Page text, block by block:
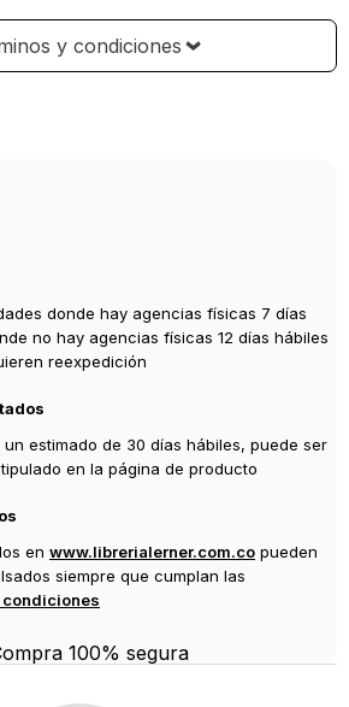
y condiciones
donde hay agencias físicas 7 días
no hay agencias físicas 12 días hábiles
reexpedición
estimado de 30 días hábiles, puede ser
en la página de producto
en www.librerialerner.com.co pueden
siempre que cumplan las
condiciones